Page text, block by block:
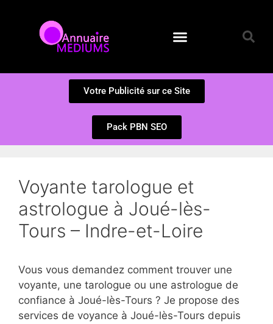
Votre Publicité sur ce Site
Pack PBN SEO
Voyante tarologue et
astrologue à Joué-lès-
Tours – Indre-et-Loire
Vous vous demandez comment trouver une
voyante, une tarologue ou une astrologue de
confiance à Joué-lès-Tours ? Je propose des
services de voyance à Joué-lès-Tours depuis